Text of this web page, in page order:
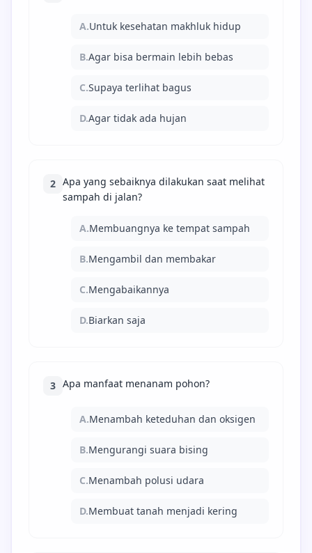
A.Untuk kesehatan makhluk hidup
B.Agar bisa bermain lebih bebas
C.Supaya terlihat bagus
D.Agar tidak ada hujan
2 Apa yang sebaiknya dilakukan saat melihat
sampah di jalan?
A.Membuangnya ke tempat sampah
B.Mengambil dan membakar
C.Mengabaikannya
D.Biarkan saja
3 Apa manfaat menanam pohon?
A.Menambah keteduhan dan oksigen
B.Mengurangi suara bising
C.Menambah polusi udara
D.Membuat tanah menjadi kering